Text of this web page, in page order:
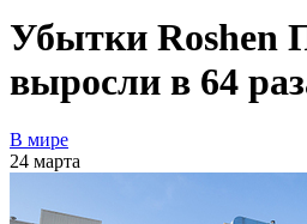
Убытки Roshen
выросли в 64
В мире
24 марта